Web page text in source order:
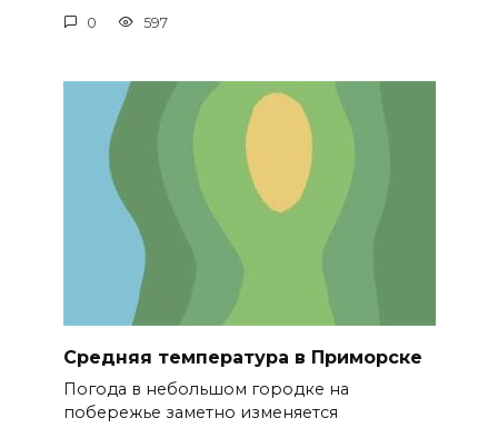
0 597
Средняя температура в Приморске
Погода в небольшом городке на
побережье заметно изменяется